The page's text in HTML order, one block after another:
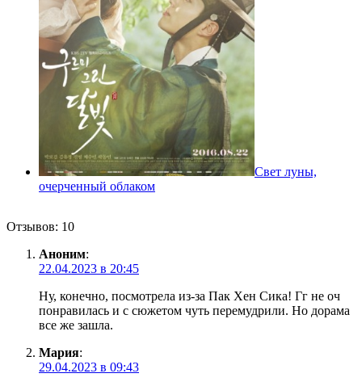
Свет луны,
очерченный облаком
Отзывов: 10
Аноним:
22.04.2023 в 20:45
Ну, конечно, посмотрела из-за Пак Хен Сика! Гг не оч
понравилась и с сюжетом чуть перемудрили. Но дорама
все же зашла.
Мария:
29.04.2023 в 09:43